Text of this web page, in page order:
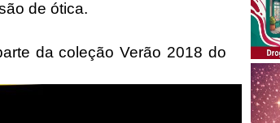
de ótica.
da coleção Verão 2018 do